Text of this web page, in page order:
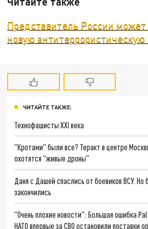
Представитель России может
новую антитеррористическую
ЧИТАЙТЕ ТАКЖЕ:
Технофашисты XXI века
"Кротами" были все? Теракт в центре
охотятся "живые дроны"
Даня с Дашей спаслись от боевиков ВСУ.
закончились
"Очень плохие новости": Большая ошибка
НАТО впервые за СВО остановили поставки